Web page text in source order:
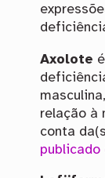
Axolote
relação à
conta
publicado